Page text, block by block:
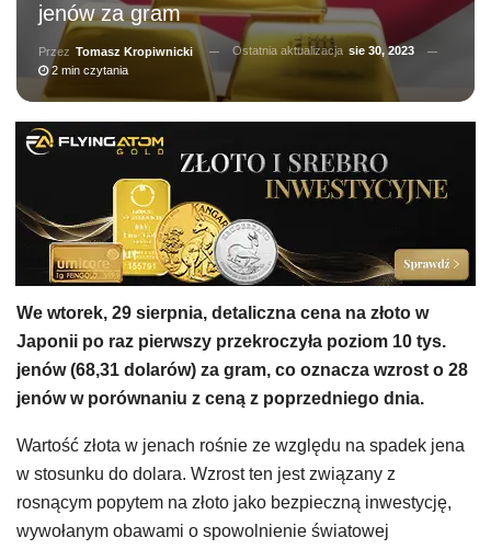
jenów za gram
Przez Tomasz Kropiwnicki Ostatnia aktualizacja sie 30, 2023
2 min czytania
We wtorek, 29 sierpnia, detaliczna cena na złoto w
Japonii po raz pierwszy przekroczyła poziom 10 tys.
jenów (68,31 dolarów) za gram, co oznacza wzrost o 28
jenów w porównaniu z ceną z poprzedniego dnia.
Wartość złota w jenach rośnie ze względu na spadek jena
w stosunku do dolara. Wzrost ten jest związany z
rosnącym popytem na złoto jako bezpieczną inwestycję,
wywołanym obawami o spowolnienie światowej